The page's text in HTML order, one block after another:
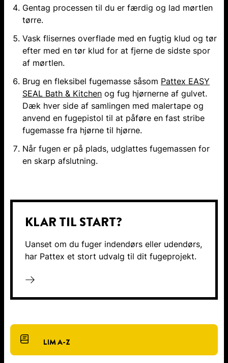
Gentag processen til du er færdig og lad mørtlen
tørre.
Vask flisernes overflade med en fugtig klud og tør
efter med en tør klud for at fjerne de sidste spor
af mørtlen.
Brug en fleksibel fugemasse såsom Pattex EASY
SEAL Bath & Kitchen og fug hjørnerne af gulvet.
Dæk hver side af samlingen med malertape og
anvend en fugepistol til at påføre en fast stribe
fugemasse fra hjørne til hjørne.
Når fugen er på plads, udglattes fugemassen for
en skarp afslutning.
KLAR TIL START?
Uanset om du fuger indendørs eller udendørs,
har Pattex et stort udvalg til dit fugeprojekt.
LIM A-Z